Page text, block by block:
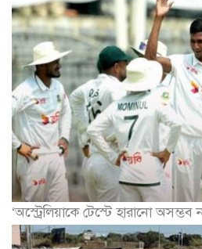
‘অস্ট্রেলিয়াকে টেস্টে হারানো